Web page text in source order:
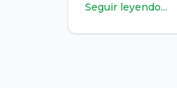
Seguir leyendo...